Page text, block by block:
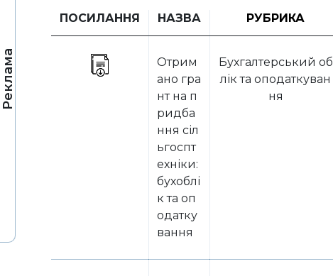
Реклама
ПОСИЛАННЯ НАЗВА РУБРИКА
Отрим
ано гра
нт на п
ридба
ння сіл
ьгоспт
ехніки:
бухоблі
к та оп
одатку
вання
Бухгалтерський об
лік та оподаткуван
ня